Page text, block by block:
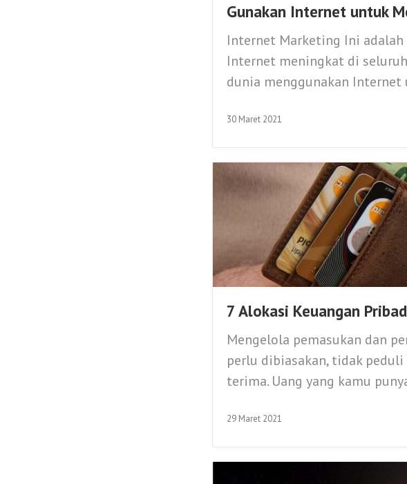
Gunakan Internet untuk
Internet Marketing Ini
Internet meningkat di
dunia menggunakan Internet
30 Maret 2021
7 Alokasi Keuangan
Mengelola pemasukan dan
perlu dibiasakan, tidak
terima. Uang yang kamu
29 Maret 2021